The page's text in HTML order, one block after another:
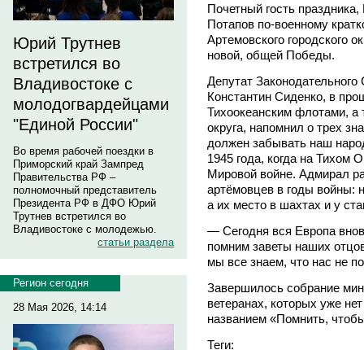
Юрий Трутнев
встретился во
Владивостоке с
молодогвардейцами
"Единой России"
Во время рабочей поездки в
Приморский край Зампред
Правительства РФ –
полномочный представитель
Президента РФ в ДФО Юрий
Трутнев встретился во
Владивостоке с молодежью.
статьи раздела
Регион сегодня
28 Мая 2026, 14:14
Почетный гость
Потапов по-военному
Артемовского городского
новой, общей Победы.
Депутат
Константин Сиденко, в
Тихоокеанским флотами, а
округа, напомнил о трех
должен забывать наш
1945 года, когда на Тихом
Мировой войне. Адмирал
артёмовцев в годы войны:
а их место в шахтах и у
— Сегодня вся Европа
помним заветы наших
мы все знаем, что нас не
Завершилось собрание
ветеранах, которых уже
названием «Помнить,
Теги: